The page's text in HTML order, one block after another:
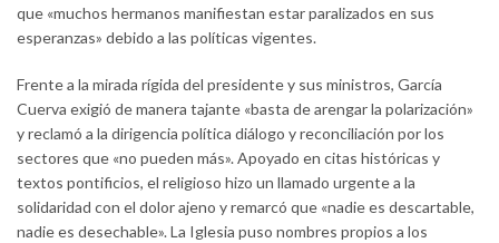
que «muchos hermanos manifiestan estar paralizados en sus
esperanzas» debido a las políticas vigentes.
Frente a la mirada rígida del presidente y sus ministros, García
Cuerva exigió de manera tajante «basta de arengar la polarización»
y reclamó a la dirigencia política diálogo y reconciliación por los
sectores que «no pueden más». Apoyado en citas históricas y
textos pontificios, el religioso hizo un llamado urgente a la
solidaridad con el dolor ajeno y remarcó que «nadie es descartable,
nadie es desechable». La Iglesia puso nombres propios a los